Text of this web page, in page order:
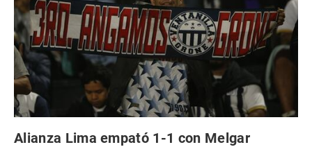
Alianza Lima empató 1-1 con Melgar